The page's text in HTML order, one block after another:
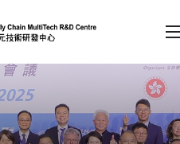
车键）
会员登录
A EN 繁 简